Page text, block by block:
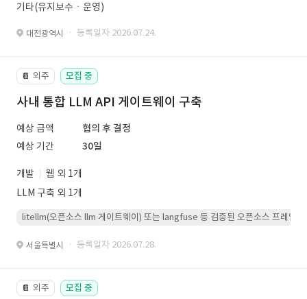
기타(유지보수ㆍ운영)
대전광역시 · 등록일자 2026.07.24.
📔 외주 모집 중
사내 통합 LLM API 게이트웨이 구축
예상 금액
협의 후 결정
예상 기간
30일
개발
웹 외 1개
LLM 구축 외 1개
litellm(오픈소스 llm 게이트웨이) 또는 langfuse 등 검증된 오픈소스 프레임워
서울특별시 · 등록일자 2026.07.28.
📔 외주 모집 중